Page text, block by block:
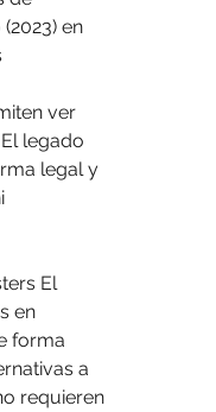
en
legado
legal y
en
forma
a
requieren